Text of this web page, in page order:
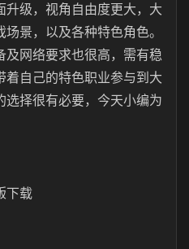
级，视角自由度更大，大
景，以及各种特色角色。
及网络要求也很高，需有稳
着自己的特色职业参与到大
择很有必要，今天小编为
下载